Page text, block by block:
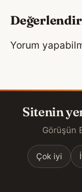
Yorum
Sitenin
Görüşün
Çok iyi